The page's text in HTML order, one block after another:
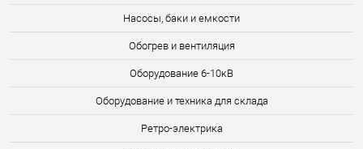
Насосы, баки и емкости
Обогрев и вентиляция
Оборудование 6-10кВ
Оборудование и техника для склада
Ретро-электрика